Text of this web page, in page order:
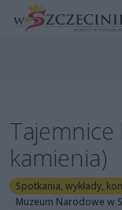
Tajemnice
kamienia)
Spotkania, wykłady,
Muzeum Narodowe w